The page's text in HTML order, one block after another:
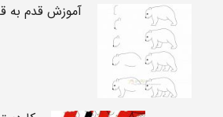
آموزش قدم به